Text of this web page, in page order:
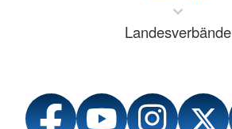
Landesverbände